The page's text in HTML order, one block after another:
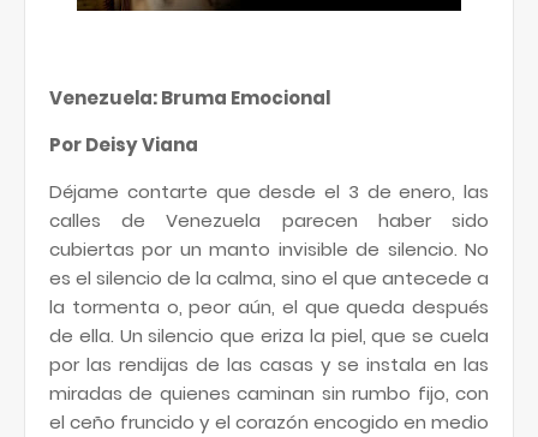
Venezuela: Bruma Emocional
Por Deisy Viana
Déjame contarte que desde el 3 de enero, las
calles de Venezuela parecen haber sido
cubiertas por un manto invisible de silencio. No
es el silencio de la calma, sino el que antecede a
la tormenta o, peor aún, el que queda después
de ella. Un silencio que eriza la piel, que se cuela
por las rendijas de las casas y se instala en las
miradas de quienes caminan sin rumbo fijo, con
el ceño fruncido y el corazón encogido en medio